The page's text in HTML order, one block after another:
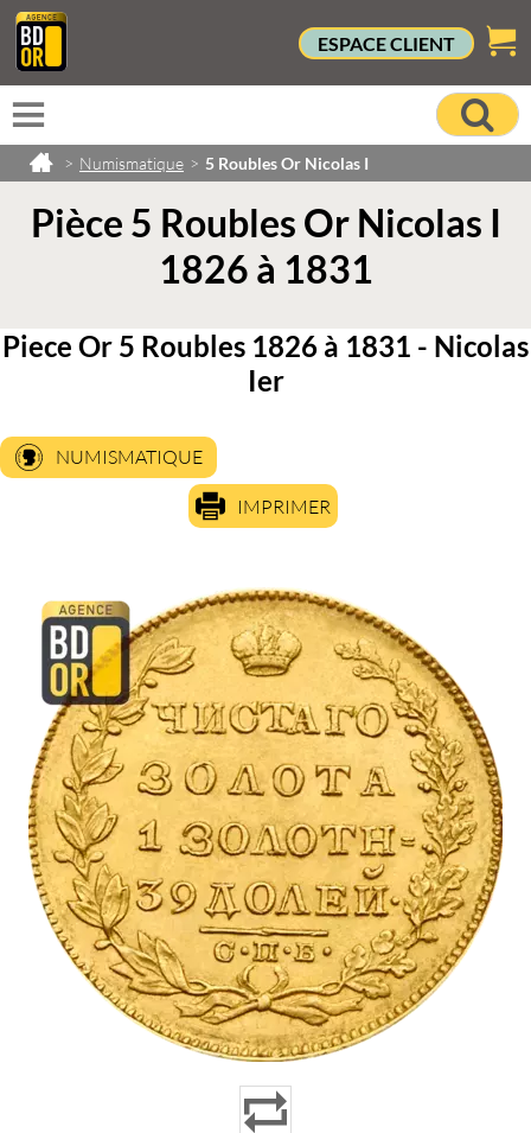
ESPACE CLIENT
> Numismatique > 5 Roubles Or Nicolas I
Pièce 5 Roubles Or Nicolas I
1826 à 1831
Piece Or 5 Roubles 1826 à 1831 - Nicolas
Ier
NUMISMATIQUE
IMPRIMER